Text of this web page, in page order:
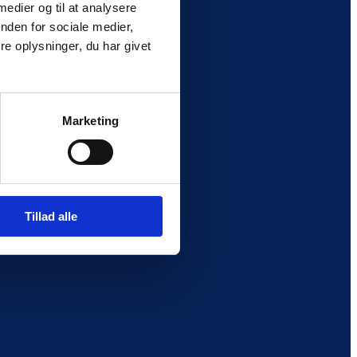
og til at analysere
for sociale medier,
oplysninger, du har givet
Marketing
Tillad alle